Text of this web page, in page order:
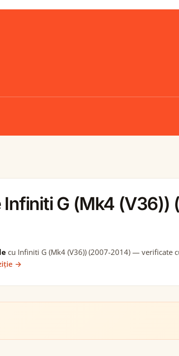
G (Mk4 (V36))
cu Infiniti G (Mk4 (V36)) (2007-2014) — verificate
→